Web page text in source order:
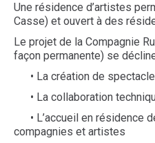
Une résidence d’artistes
Casse) et ouvert à des
Le projet de la Compagnie
façon permanente) se
• La création de
• La collaboration
• L’accueil en résidence
compagnies et artistes